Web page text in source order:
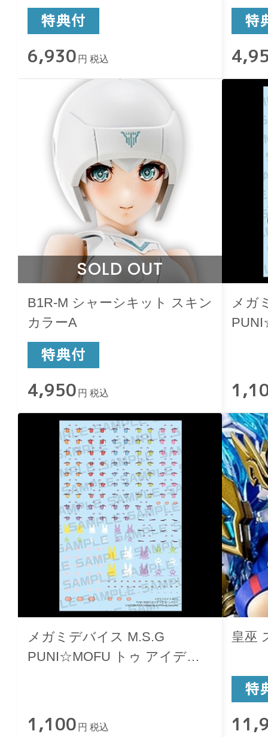
6,930 円 税込
SOLD OUT
B1R-M シャーシキット スキン
カラーA
4,950 円 税込
メガ
メガミデバイス M.S.G
PUNI☆MOFU トゥ アイデカ
1,100 円 税込
皇巫